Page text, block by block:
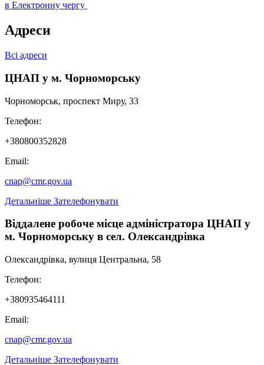
в Електронну чергу
Адреси
Всі адреси
ЦНАП у м. Чорноморську
Чорноморськ, проспект Миру, 33
Телефон:
+380800352828
Email:
cnap@cmr.gov.ua
Детальніше Зателефонувати
Віддалене робоче місце адміністратора ЦНАП у
м. Чорноморську в сел. Олександрівка
Олександрівка, вулиця Центральна, 58
Телефон:
+380935464111
Email:
cnap@cmr.gov.ua
Детальніше Зателефонувати